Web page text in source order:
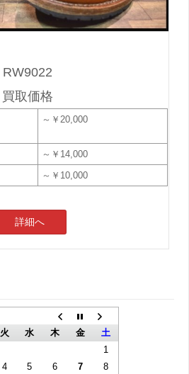
RW9022
買取価格
～￥20,000
～￥14,000
～￥10,000
詳細へ
火 水 木 金
土
1
4 5 6 7
8